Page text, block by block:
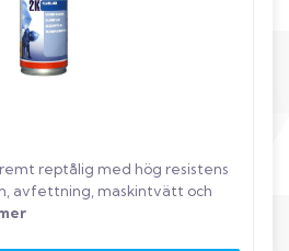
reptålig med hög resistens
avfettning, maskintvätt och